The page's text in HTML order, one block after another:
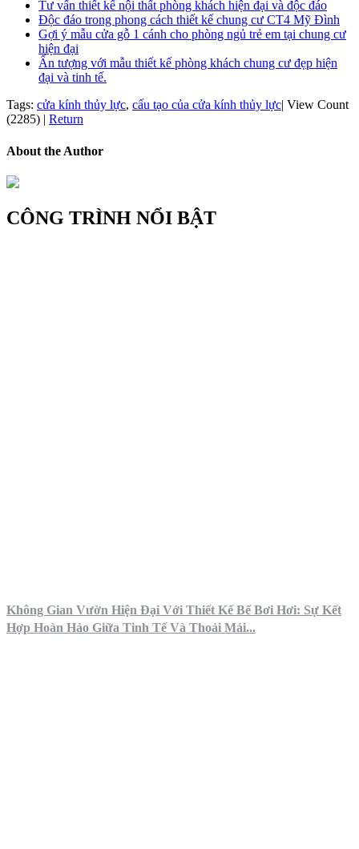
Tư vấn thiết kế nội thất phòng khách hiện đại và độc đáo
Độc đáo trong phong cách thiết kế chung cư CT4 Mỹ Đình
Gợi ý mẫu cửa gỗ 1 cánh cho phòng ngủ trẻ em tại chung cư
hiện đại
Ấn tượng với mẫu thiết kế phòng khách chung cư đẹp hiện
đại và tinh tế.
Tags: cửa kính thủy lực, cấu tạo của cửa kính thủy lực| View Count
(2285) | Return
About the Author
CÔNG TRÌNH NỔI BẬT
Không Gian Vườn Hiện Đại Với Thiết Kế Bể Bơi Hơi: Sự Kết
Hợp Hoàn Hảo Giữa Tinh Tế Và Thoải Mái...